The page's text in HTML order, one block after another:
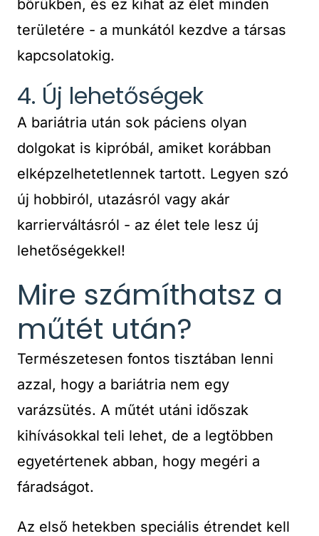
bőrükben, és ez kihat az élet minden
területére - a munkától kezdve a társas
kapcsolatokig.
4. Új lehetőségek
A bariátria után sok páciens olyan
dolgokat is kipróbál, amiket korábban
elképzelhetetlennek tartott. Legyen szó
új hobbiról, utazásról vagy akár
karrierváltásról - az élet tele lesz új
lehetőségekkel!
Mire számíthatsz a
műtét után?
Természetesen fontos tisztában lenni
azzal, hogy a bariátria nem egy
varázsütés. A műtét utáni időszak
kihívásokkal teli lehet, de a legtöbben
egyetértenek abban, hogy megéri a
fáradságot.
Az első hetekben speciális étrendet kell